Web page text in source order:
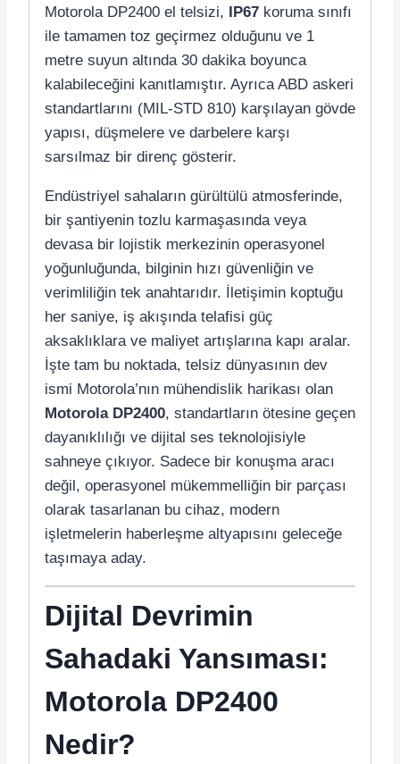
Motorola DP2400 el telsizi, IP67 koruma sınıfı
ile tamamen toz geçirmez olduğunu ve 1
metre suyun altında 30 dakika boyunca
kalabileceğini kanıtlamıştır. Ayrıca ABD askeri
standartlarını (MIL-STD 810) karşılayan gövde
yapısı, düşmelere ve darbelere karşı
sarsılmaz bir direnç gösterir.
Endüstriyel sahaların gürültülü atmosferinde,
bir şantiyenin tozlu karmaşasında veya
devasa bir lojistik merkezinin operasyonel
yoğunluğunda, bilginin hızı güvenliğin ve
verimliliğin tek anahtarıdır. İletişimin koptuğu
her saniye, iş akışında telafisi güç
aksaklıklara ve maliyet artışlarına kapı aralar.
İşte tam bu noktada, telsiz dünyasının dev
ismi Motorola’nın mühendislik harikası olan
Motorola DP2400, standartların ötesine geçen
dayanıklılığı ve dijital ses teknolojisiyle
sahneye çıkıyor. Sadece bir konuşma aracı
değil, operasyonel mükemmelliğin bir parçası
olarak tasarlanan bu cihaz, modern
işletmelerin haberleşme altyapısını geleceğe
taşımaya aday.
Dijital Devrimin
Sahadaki Yansıması:
Motorola DP2400
Nedir?